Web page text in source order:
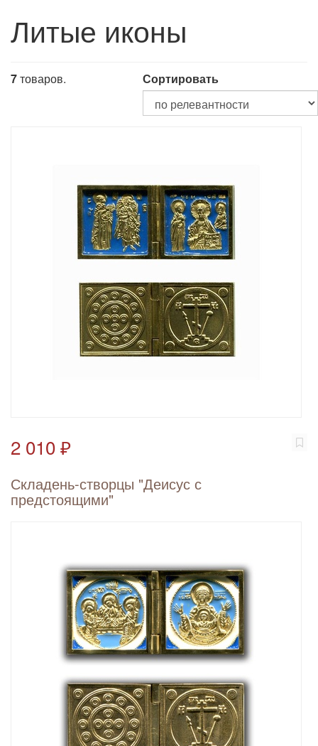
Литые иконы
7товаров. Сортировать
2 010 ₽
Складень-створцы "Деисус с
предстоящими"